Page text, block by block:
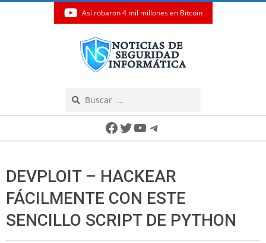
Así robaron 4 mil millones en Bitcoin
Facebook
Twitter
YouTube
Telegram
DEVPLOIT – HACKEAR
FÁCILMENTE CON ESTE
SENCILLO SCRIPT DE PYTHON